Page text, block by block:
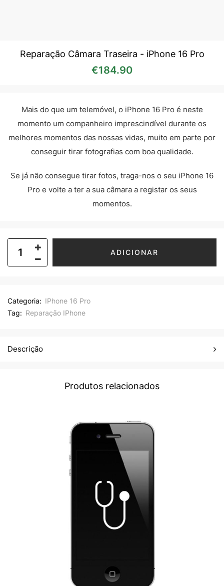
Reparação Câmara Traseira - iPhone 16 Pro
€184.90
Mais do que um telemóvel, o iPhone 16 Pro é neste
momento um companheiro imprescindível durante os
melhores momentos das nossas vidas, muito em parte por
conseguir tirar fotografias com boa qualidade.
Se já não consegue tirar fotos, traga-nos o seu iPhone 16
Pro e volte a ter a sua câmara a registar os seus
momentos.
ADICIONAR
Categoria: IPhone 16 Pro
Tag: Reparação IPhone
Descrição
Produtos relacionados